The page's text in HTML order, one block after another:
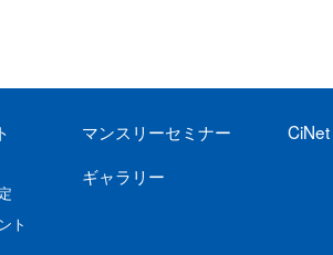
ト
マンスリーセミナー
ギャラリー
CiNet